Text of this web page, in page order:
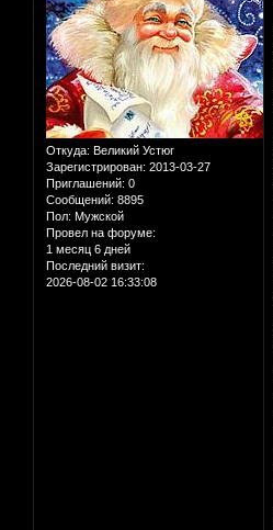
Откуда: Великий Устюг
Зарегистрирован: 2013-03-27
Приглашений: 0
Сообщений: 8895
Пол: Мужской
Провел на форуме:
1 месяц 6 дней
Последний визит:
2026-08-02 16:33:08